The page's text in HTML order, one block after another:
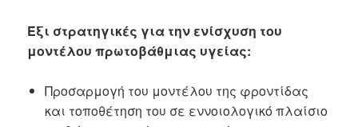
Έξι στρατηγικές για την ενίσχυση του
μοντέλου πρωτοβάθμιας υγείας:
Προσαρμογή του μοντέλου της φροντίδας
και τοποθέτηση του σε εννοιολογικό πλαίσιο